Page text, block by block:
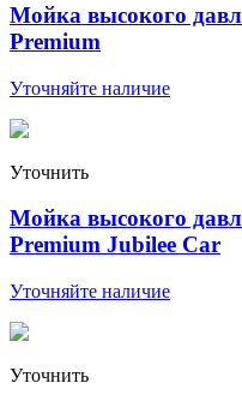
Мойка высокого
Premium
Уточняйте наличие
Уточнить
Мойка высокого
Premium Jubilee Car
Уточняйте наличие
Уточнить